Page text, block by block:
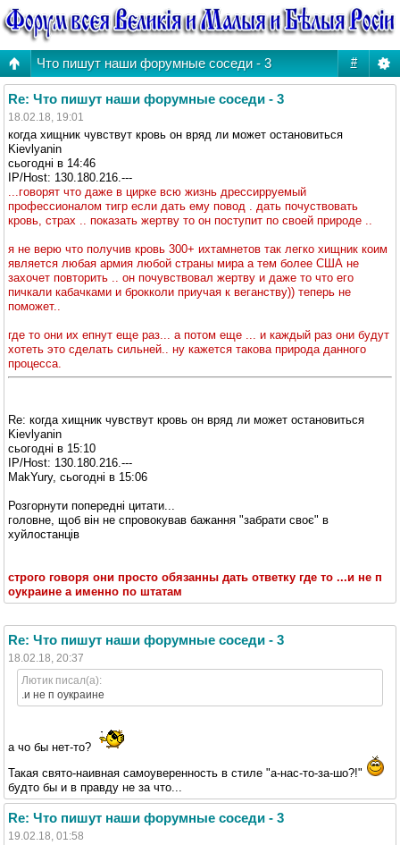
#
Что пишут наши форумные соседи - 3
Re: Что пишут наши форумные соседи - 3
18.02.18, 19:01
когда хищник чувствут кровь он вряд ли может остановиться
Kievlyanin
cьогодні в 14:46
IP/Host: 130.180.216.---
...говорят что даже в цирке всю жизнь дрессирруемый
профессионалом тигр если дать ему повод . дать почуствовать
кровь, страх .. показать жертву то он поступит по своей природе ..
я не верю что получив кровь 300+ ихтамнетов так легко хищник коим
является любая армия любой страны мира а тем более США не
захочет повторить .. он почувствовал жертву и даже то что его
пичкали кабачками и брокколи приучая к веганству)) теперь не
поможет..
где то они их епнут еще раз... а потом еще ... и каждый раз они будут
хотеть это сделать сильней.. ну кажется такова природа данного
процесса.
Re: когда хищник чувствут кровь он вряд ли может остановиться
Kievlyanin
cьогодні в 15:10
IP/Host: 130.180.216.---
MakYury, cьогодні в 15:06
Розгорнути попередні цитати...
головне, щоб він не спровокував бажання "забрати своє" в
хуйлостанців
строго говоря они просто обязанны дать ответку где то ...и не п
оукраине а именно по штатам
Re: Что пишут наши форумные соседи - 3
18.02.18, 20:37
Лютик писал(а):
.и не п оукраине
а чо бы нет-то?
Такая свято-наивная самоуверенность в стиле "а-нас-то-за-шо?!"
будто бы и в правду не за что...
Re: Что пишут наши форумные соседи - 3
19.02.18, 01:58